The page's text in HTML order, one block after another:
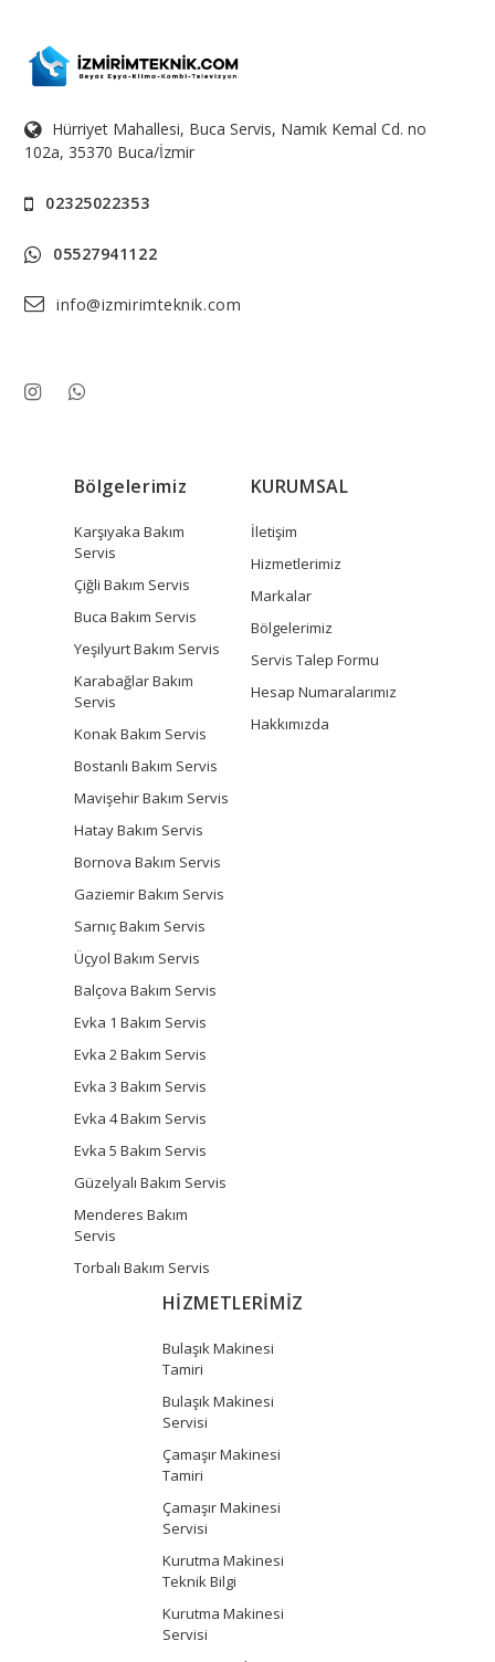
Hürriyet Mahallesi, Buca Servis, Namık Kemal Cd. no
102a, 35370 Buca/İzmir
02325022353
05527941122
info@izmirimteknik.com
Bölgelerimiz
Karşıyaka Bakım
Servis
Çiğli Bakım Servis
Buca Bakım Servis
Yeşilyurt Bakım Servis
Karabağlar Bakım
Servis
Konak Bakım Servis
Bostanlı Bakım Servis
Mavişehir Bakım Servis
Hatay Bakım Servis
Bornova Bakım Servis
Gaziemir Bakım Servis
Sarnıç Bakım Servis
Üçyol Bakım Servis
Balçova Bakım Servis
Evka 1 Bakım Servis
Evka 2 Bakım Servis
Evka 3 Bakım Servis
Evka 4 Bakım Servis
Evka 5 Bakım Servis
Güzelyalı Bakım Servis
Menderes Bakım
Servis
Torbalı Bakım Servis
KURUMSAL
İletişim
Hizmetlerimiz
Markalar
Bölgelerimiz
Servis Talep Formu
Hesap Numaralarımız
Hakkımızda
HİZMETLERİMİZ
Bulaşık Makinesi
Tamiri
Bulaşık Makinesi
Servisi
Çamaşır Makinesi
Tamiri
Çamaşır Makinesi
Servisi
Kurutma Makinesi
Teknik Bilgi
Kurutma Makinesi
Servisi